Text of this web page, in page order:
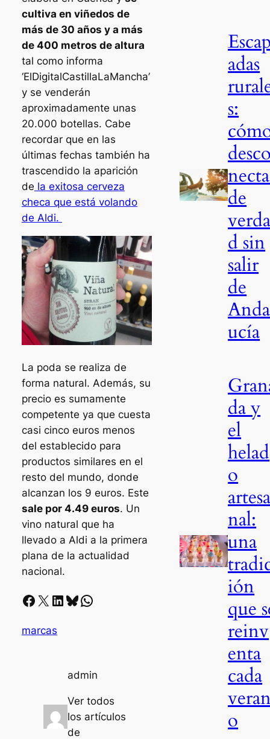
cultiva en viñedos de
más de 30 años y a más
de 400 metros de altura
tal como informa
‘ElDigitalCastillaLaMancha’
y se venderán
aproximadamente unas
20.000 botellas. Cabe
recordar que en las
últimas fechas también ha
trascendido la aparición
de la exitosa cerveza
checa que está volando
de Aldi.
La poda se realiza de
forma natural. Además, su
precio es sumamente
competente ya que cuesta
casi cinco euros menos
del establecido para
productos similares en el
resto del mundo, donde
alcanzan los 9 euros. Este
sale por 4.49 euros. Un
vino natural que ha
llevado a Aldi a la primera
plana de la actualidad
nacional.
Facebook X LinkedIn Bluesky Whatsapp
marcas
admin
Ver todos
los artículos
de
adas
s:
de
d sin
salir
de
ucía
da y
el
helad
o
nal:
una
ión
que
reinv
enta
cada
o